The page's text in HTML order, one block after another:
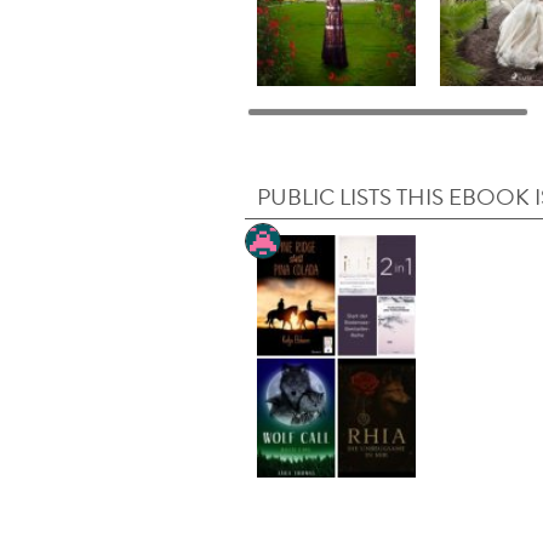
PUBLIC LISTS THIS EBOOK